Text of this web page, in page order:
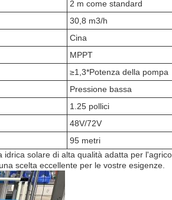
2 m come standard
30,8 m3/h
Cina
MPPT
≥1,3*Potenza della pompa
Pressione bassa
1.25 pollici
48V/72V
95 metri
solare di alta qualità adatta per
scelta eccellente per le vostre esigenze.